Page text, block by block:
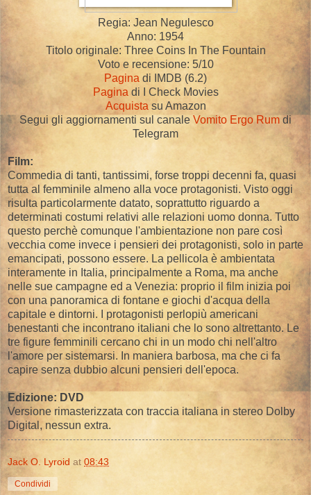
Regia: Jean Negulesco
Anno: 1954
Titolo originale: Three Coins In The Fountain
Voto e recensione: 5/10
Pagina di IMDB (6.2)
Pagina di I Check Movies
Acquista su Amazon
Segui gli aggiornamenti sul canale Vomito Ergo Rum di
Telegram
Film:
Commedia di tanti, tantissimi, forse troppi decenni fa, quasi
tutta al femminile almeno alla voce protagonisti. Visto oggi
risulta particolarmente datato, soprattutto riguardo a
determinati costumi relativi alle relazioni uomo donna. Tutto
questo perchè comunque l'ambientazione non pare così
vecchia come invece i pensieri dei protagonisti, solo in parte
emancipati, possono essere. La pellicola è ambientata
interamente in Italia, principalmente a Roma, ma anche
nelle sue campagne ed a Venezia: proprio il film inizia poi
con una panoramica di fontane e giochi d'acqua della
capitale e dintorni. I protagonisti perlopiù americani
benestanti che incontrano italiani che lo sono altrettanto. Le
tre figure femminili cercano chi in un modo chi nell'altro
l'amore per sistemarsi. In maniera barbosa, ma che ci fa
capire senza dubbio alcuni pensieri dell'epoca.
Edizione: DVD
Versione rimasterizzata con traccia italiana in stereo Dolby
Digital, nessun extra.
Jack O. Lyroid at 08:43
Condividi